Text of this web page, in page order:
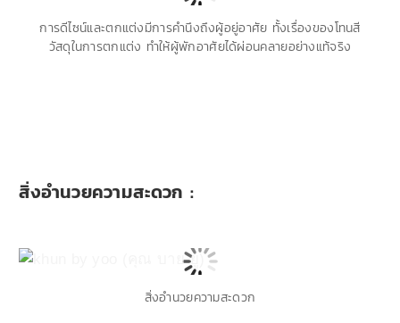
การดีไซน์และตกแต่งมีการคำนึงถึงผู้อยู่อาศัย ทั้งเรื่องของโทนสี
วัสดุในการตกแต่ง ทำให้ผู้พักอาศัยได้ผ่อนคลายอย่างแท้จริง
สิ่งอำนวยความสะดวก :
สิ่งอำนวยความสะดวก